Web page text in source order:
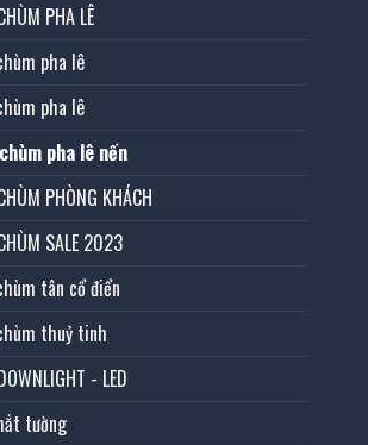
PHA LÊ
pha lê
pha lê
pha lê nến
PHÒNG KHÁCH
SALE 2023
tân cổ điển
thuỷ tinh
- LED
tường